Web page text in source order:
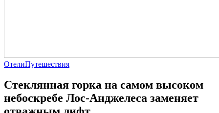
ОтелиПутешествия
Стеклянная горка на самом высоком
небоскребе Лос-Анджелеса заменяет